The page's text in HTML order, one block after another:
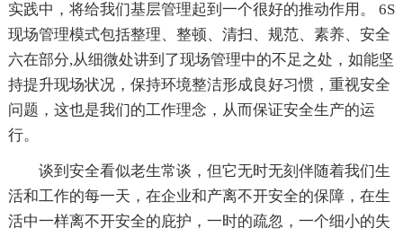
实践中，将给我们基层管理起到一个很好的推动作用。 6S
现场管理模式包括整理、整顿、清扫、规范、素养、安全
六在部分,从细微处讲到了现场管理中的不足之处，如能坚
持提升现场状况，保持环境整洁形成良好习惯，重视安全
问题，这也是我们的工作理念，从而保证安全生产的运
行。
谈到安全看似老生常谈，但它无时无刻伴随着我们生
活和工作的每一天，在企业和产离不开安全的保障，在生
活中一样离不开安全的庇护，一时的疏忽，一个细小的失